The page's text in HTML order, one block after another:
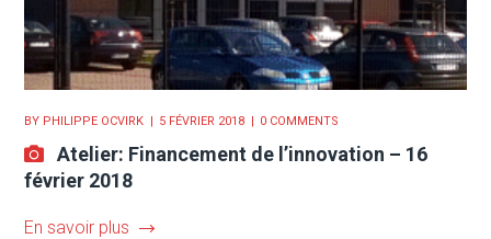
BY PHILIPPE OCVIRK 5 FÉVRIER 2018 0 COMMENTS
Atelier: Financement de l’innovation – 16
février 2018
En savoir plus